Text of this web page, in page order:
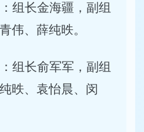
组长金海疆，副组
伟、薛纯昳。
组长俞军军，副组
昳、袁怡晨、闵